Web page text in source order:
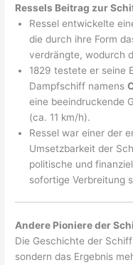
Ressels Beitrag zur
Ressel entwickelte
die durch ihre Form
verdrängte, wodurch
1829 testete er seine
Dampfschiff namens
eine beeindruckende
(ca. 11 km/h).
Ressel war einer der
Umsetzbarkeit der
politische und
sofortige Verbreitung
Andere Pioniere der
Die Geschichte der
sondern das Ergebnis